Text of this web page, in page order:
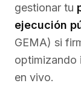
gestionar tu
ejecución
GEMA) si
optimizando
en vivo.